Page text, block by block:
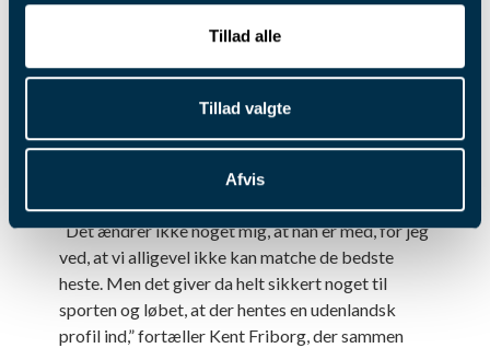
Tillad alle
Tillad valgte
Afvis
Fransk stjernedrys
Blandt løbets favoritter er Lust for Life, der har
franske Pierre Beloche i sulkyen. Franskmanden
World Grand Prix med en førstepræmie på 6 mio.
”Det ændrer ikke noget mig, at han er med, for jeg
ved, at vi alligevel ikke kan matche de bedste
heste. Men det giver da helt sikkert noget til
sporten og løbet, at der hentes en udenlandsk
profil ind,” fortæller Kent Friborg, der sammen